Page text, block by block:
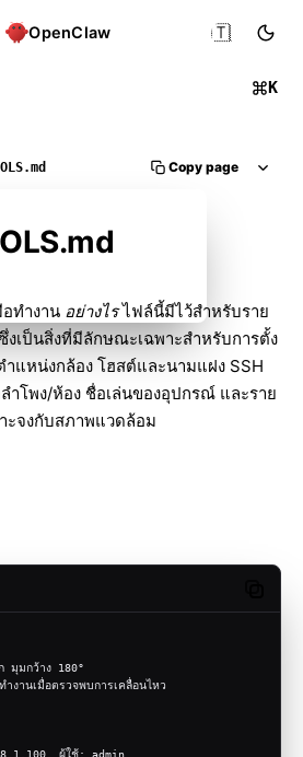
OpenClaw
K
🇹🇭
Copy page
ทำงาน อย่างไรไฟล์นี้มีไว้สำหรับราย
งเป็นสิ่งที่มีลักษณะเฉพาะสำหรับการตั้ง
แหน่งกล้อง โฮสต์และนามแฝง SSH
ำโพง/ห้อง ชื่อเล่นของอุปกรณ์ และราย
ะจงกับสภาพแวดล้อม
มกว้าง 180°
านเมื่อตรวจพบการเคลื่อนไหว
ผู้ใช้: admin